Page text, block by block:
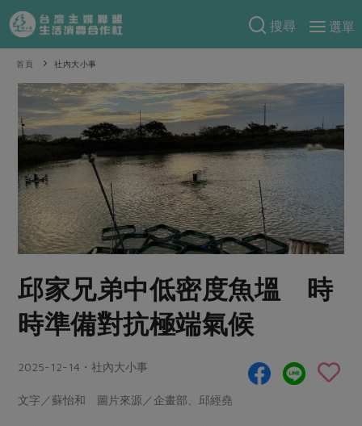
搜尋
選單
產品分類
當季蔬果
一籃菜 當令水果
蕈菇類
辛香料類
奶蛋豆・五穀
蛋 乳製品
豆製品 米麵雜糧
肉品・水產
畜產肉類
水畜加工品
食譜料理
食材
米食
麵食
肉食
海鮮
常備菜
蔬食
蛋料理
料理方式
特別企畫
預購活動
把最好的台灣味帶回家！
防災用品預購圓滿結束
更多預購活動
合作25-精選產品第四彈
綠主張
觀點文章
主婦食堂 一籃菜真心話
社內大小事 合作聯合國
產品故事 生活提案
樂齡生活 親子食育
廚房瑜伽
關於合作社
關於我們
合作社組織
產品檢驗
首頁 社內大小事
邱家兄弟中低密度魚塭 時
時準備對抗極端氣候
2025-12-14・社內大小事
文字／蘇怡和 圖片來源／企畫部、邱經堯